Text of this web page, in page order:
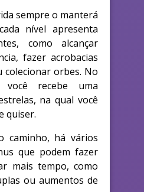
sempre o manterá
nível apresenta
como alcançar
fazer acrobacias
colecionar orbes. No
recebe uma
na qual você
quiser.
caminho, há vários
que podem fazer
mais tempo, como
ou aumentos de